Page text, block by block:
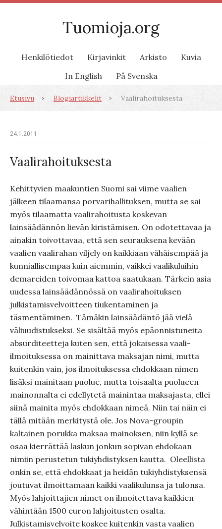
Tuomioja.org
Henkilötiedot Kirjavinkit Arkisto
Kuvia
In English
På Svenska
Etusivu Blogiartikkelit Vaalirahoituksesta
24.1.2011
Vaalirahoituksesta
Kehittyvien maakuntien Suomi sai viime vaalien
jälkeen tilaamansa porvarihallituksen, mutta se sai
myös tilaamatta vaalirahoitusta koskevan
lainsäädännön lievän kiristämisen. On odotettavaa ja
ainakin toivottavaa, että sen seurauksena kevään
vaalien vaalirahan viljely on kaikkiaan vähäisempää ja
kunniallisempaa kuin aiemmin, vaikkei vaalikuluihin
demareiden toivomaa kattoa saatukaan. Tärkein asia
uudessa lainsäädännössä on vaalirahoituksen
julkistamisvelvoitteen tiukentaminen ja
täsmentäminen. Tämäkin lainsäädäntö jää vielä
väliuudistukseksi. Se sisältää myös epäonnistuneita
absurditeetteja kuten sen, että jokaisessa vaali-
ilmoituksessa on mainittava maksajan nimi, mutta
kuitenkin vain, jos ilmoituksessa ehdokkaan nimen
lisäksi mainitaan puolue, mutta toisaalta puolueen
mainonnalta ei edellytetä mainintaa maksajasta, ellei
siinä mainita myös ehdokkaan nimeä. Niin tai näin ei
tällä mitään merkitystä ole. Jos Nova-groupin
kaltainen porukka maksaa mainoksen, niin kyllä se
osaa kierrättää laskun jonkun sopivan ehdokaan
nimiin perustetun tukiyhdistyksen kautta. Oleellista
onkin se, että ehdokkaat ja heidän tukiyhdistyksensä
joutuvat ilmoittamaan kaikki vaalikulunsa ja tulonsa.
Myös lahjoittajien nimet on ilmoitettava kaikkien
vähintään 1500 euron lahjoitusten osalta.
Julkistamisvelvoite koskee kuitenkin vasta vaalien